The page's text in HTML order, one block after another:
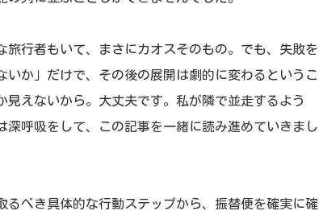
行者もいて、まさにカオスそのもの。でも、失敗を
か」だけで、その後の展開は劇的に変わるというこ
えないから。大丈夫です。私が隣で並走するよう
呼吸をして、この記事を一緒に読み進めていきまし
べき具体的な行動ステップから、振替便を確実に確